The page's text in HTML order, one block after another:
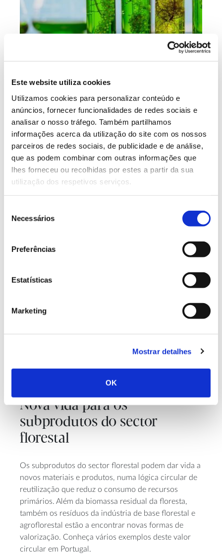
Este website utiliza cookies
Utilizamos cookies para personalizar conteúdo e
anúncios, fornecer funcionalidades de redes sociais e
analisar o nosso tráfego. Também partilhamos
informações acerca da utilização do site com os nossos
parceiros de redes sociais, de publicidade e de análise,
que as podem combinar com outras informações que
lhes forneceu ou recolhidas por estes a partir da sua
utilização dos respetivos serviços.
Necessários
Preferências
Estatísticas
Marketing
Mostrar detalhes
OK
Biorrefinarias: da biomassa
aos bioprodutos de elevado
valor
Enquanto as refinarias transformam petróleo em
combustíveis e químicos, as biorrefinarias usam
biomassa como matéria-prima e podem dar origem a
biológica, onde se incluem, além de bioenergia,
Nova vida para os
subprodutos do sector
florestal
Os subprodutos do sector florestal podem dar vida a
novos materiais e produtos, numa lógica circular de
reutilização que reduz o consumo de recursos
primários. Além da biomassa residual da floresta,
também os resíduos da indústria de base florestal e
agroflorestal estão a encontrar novas formas de
valorização. Conheça vários exemplos deste valor
circular em Portugal.